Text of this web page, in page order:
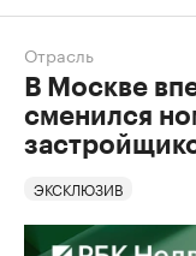
Отрасль
В Москве
сменился
ЭКСКЛЮЗИВ